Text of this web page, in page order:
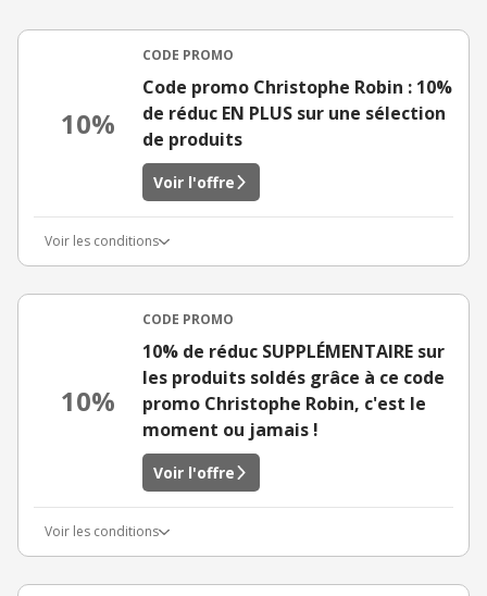
10%
CODE PROMO
Code promo Christophe Robin : 10%
de réduc EN PLUS sur une sélection
de produits
Voir l'offre
Voir les conditions
10%
CODE PROMO
10% de réduc SUPPLÉMENTAIRE sur
les produits soldés grâce à ce code
promo Christophe Robin, c'est le
moment ou jamais !
Voir l'offre
Voir les conditions